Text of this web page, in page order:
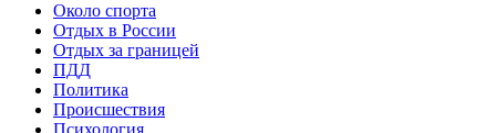
Около спорта
Отдых в России
Отдых за границей
ПДД
Политика
Происшествия
Психология